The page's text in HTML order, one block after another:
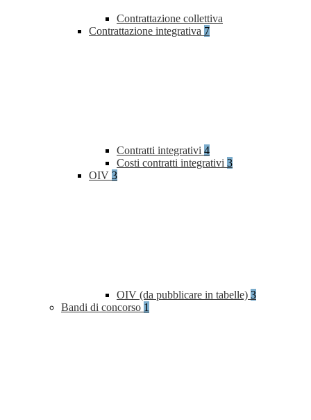
Contrattazione collettiva
Contrattazione integrativa 7
Contratti integrativi 4
Costi contratti integrativi 3
OIV 3
OIV (da pubblicare in tabelle) 3
Bandi di concorso 1